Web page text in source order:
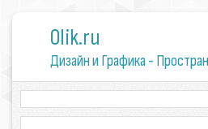
0lik.ru
Дизайн и Графика -